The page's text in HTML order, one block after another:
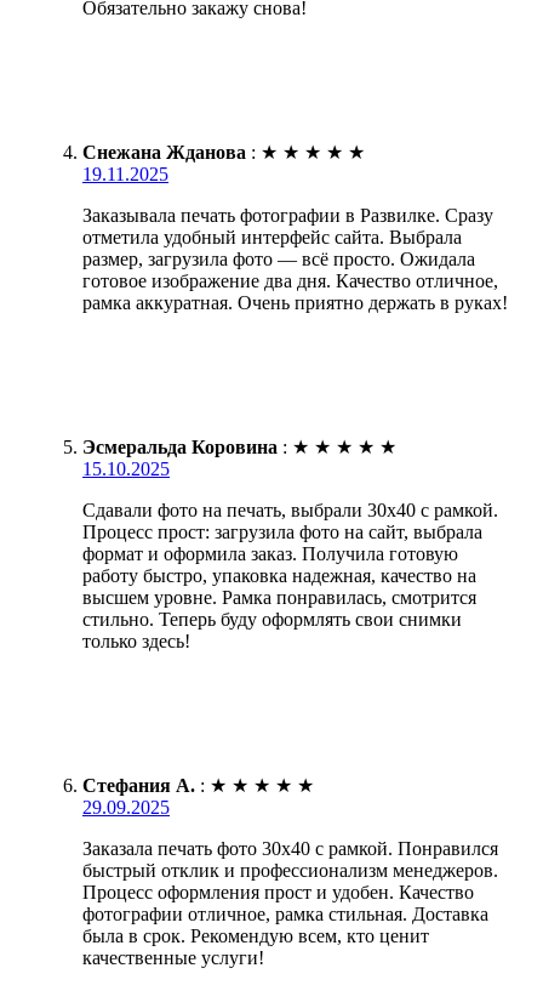
Обязательно закажу снова!
Снежана Жданова : ★ ★ ★ ★ ★
19.11.2025
Заказывала печать фотографии в Развилке. Сразу
отметила удобный интерфейс сайта. Выбрала
размер, загрузила фото — всё просто. Ожидала
готовое изображение два дня. Качество отличное,
рамка аккуратная. Очень приятно держать в руках!
Эсмеральда Коровина : ★ ★ ★ ★ ★
15.10.2025
Сдавали фото на печать, выбрали 30х40 с рамкой.
Процесс прост: загрузила фото на сайт, выбрала
формат и оформила заказ. Получила готовую
работу быстро, упаковка надежная, качество на
высшем уровне. Рамка понравилась, смотрится
стильно. Теперь буду оформлять свои снимки
только здесь!
Стефания А. : ★ ★ ★ ★ ★
29.09.2025
Заказала печать фото 30х40 с рамкой. Понравился
быстрый отклик и профессионализм менеджеров.
Процесс оформления прост и удобен. Качество
фотографии отличное, рамка стильная. Доставка
была в срок. Рекомендую всем, кто ценит
качественные услуги!